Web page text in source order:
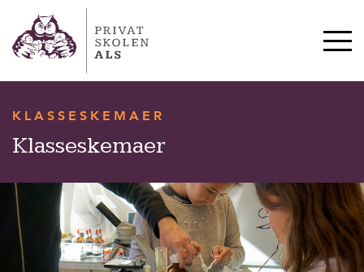
SKOLESTART OG SFO
KLASSESKEMAER
Klasseskemaer